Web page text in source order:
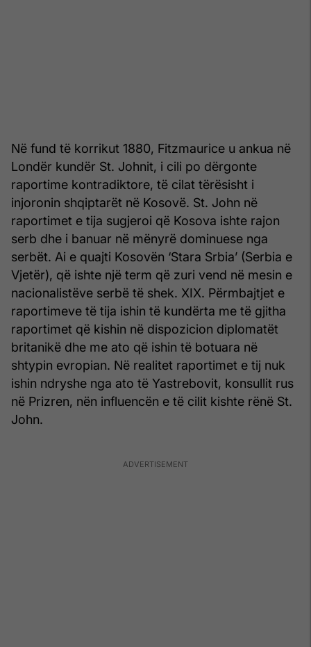
Në fund të korrikut 1880, Fitzmaurice u ankua në
Londër kundër St. Johnit, i cili po dërgonte
raportime kontradiktore, të cilat tërësisht i
injoronin shqiptarët në Kosovë. St. John në
raportimet e tija sugjeroi që Kosova ishte rajon
serb dhe i banuar në mënyrë dominuese nga
serbët. Ai e quajti Kosovën ‘Stara Srbia’ (Serbia e
Vjetër), që ishte një term që zuri vend në mesin e
nacionalistëve serbë të shek. XIX. Përmbajtjet e
raportimeve të tija ishin të kundërta me të gjitha
raportimet që kishin në dispozicion diplomatët
britanikë dhe me ato që ishin të botuara në
shtypin evropian. Në realitet raportimet e tij nuk
ishin ndryshe nga ato të Yastrebovit, konsullit rus
në Prizren, nën influencën e të cilit kishte rënë St.
John.